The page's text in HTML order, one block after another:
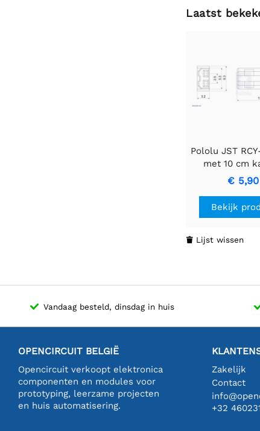
Laatst
Pololu JST
met 10 cm
female
€ 5,90
Bekijk
 Lijst wissen
Vandaag besteld, dinsdag in huis
OPENCIRCUIT BELGIË
Opencircuit verkoopt elektronica
componenten en modules voor
prototyping, leerzame projecten
en huis automatisering.
Zakelijk
Contact
+32